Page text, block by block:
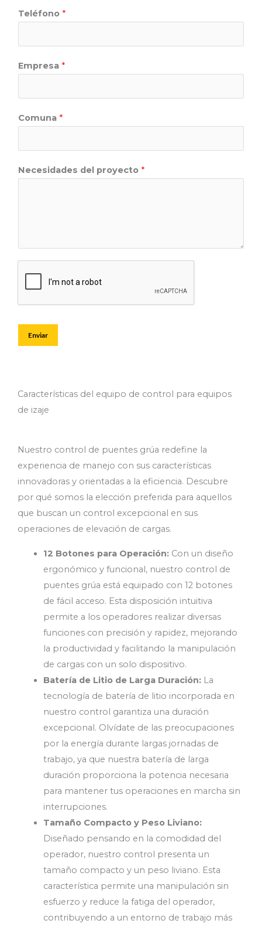
Teléfono *
Empresa *
Comuna *
Necesidades del proyecto *
Enviar
Características del equipo de control para equipos
de izaje
Nuestro control de puentes grúa redefine la
experiencia de manejo con sus características
innovadoras y orientadas a la eficiencia. Descubre
por qué somos la elección preferida para aquellos
que buscan un control excepcional en sus
operaciones de elevación de cargas.
12 Botones para Operación:Con un diseño
ergonómico y funcional, nuestro control de
puentes grúa está equipado con 12 botones
de fácil acceso. Esta disposición intuitiva
permite a los operadores realizar diversas
funciones con precisión y rapidez, mejorando
la productividad y facilitando la manipulación
de cargas con un solo dispositivo.
Batería de Litio de Larga Duración:La
tecnología de batería de litio incorporada en
nuestro control garantiza una duración
excepcional. Olvídate de las preocupaciones
por la energía durante largas jornadas de
trabajo, ya que nuestra batería de larga
duración proporciona la potencia necesaria
para mantener tus operaciones en marcha sin
interrupciones.
Tamaño Compacto y Peso Liviano:
Diseñado pensando en la comodidad del
operador, nuestro control presenta un
tamaño compacto y un peso liviano. Esta
característica permite una manipulación sin
esfuerzo y reduce la fatiga del operador,
contribuyendo a un entorno de trabajo más